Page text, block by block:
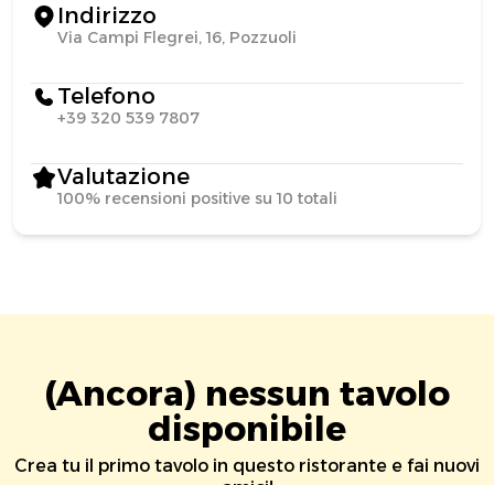
Indirizzo
Via Campi Flegrei, 16, Pozzuoli
Telefono
+39 320 539 7807
Valutazione
100% recensioni positive su 10 totali
(Ancora) nessun tavolo
disponibile
Crea tu il primo tavolo in questo ristorante e fai nuovi